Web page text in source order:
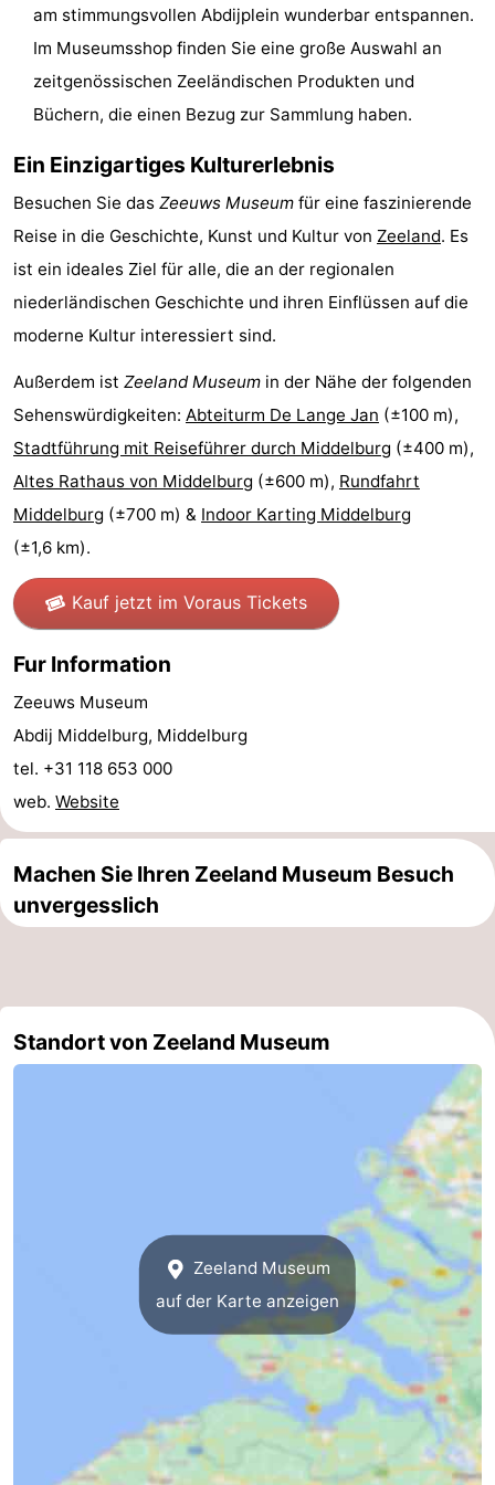
Adressen
Region
Schouwen-
Duiveland
-
Brouwershaven
-
Zierikzee
-
Natur
Haamstede
Natur
Kop
van
Schouwen
Walcheren
-
Veere
-
Natur
Oranjezon
-
Oostkapelle
-
de
Westkapelle
-
Cadzand
am stimmungsvollen Abdijplein wunderbar entspannen.
Im Museumsshop finden Sie eine große Auswahl an
zeitgenössischen Zeeländischen Produkten und
Büchern, die einen Bezug zur Sammlung haben.
Ein Einzigartiges Kulturerlebnis
Besuchen Sie das Zeeuws Museum für eine faszinierende
Reise in die Geschichte, Kunst und Kultur von Zeeland. Es
ist ein ideales Ziel für alle, die an der regionalen
niederländischen Geschichte und ihren Einflüssen auf die
moderne Kultur interessiert sind.
Außerdem ist Zeeland Museum in der Nähe der folgenden
Sehenswürdigkeiten: Abteiturm De Lange Jan (±100 m),
Stadtführung mit Reiseführer durch Middelburg (±400 m),
Altes Rathaus von Middelburg (±600 m), Rundfahrt
Middelburg (±700 m) & Indoor Karting Middelburg
(±1,6 km).
Kauf jetzt im Voraus Tickets
Fur Information
Zeeuws Museum
Abdij Middelburg, Middelburg
tel. +31 118 653 000
web. Website
Machen Sie Ihren Zeeland Museum Besuch
unvergesslich
Standort von Zeeland Museum
Zeeland Museum
auf der Karte anzeigen